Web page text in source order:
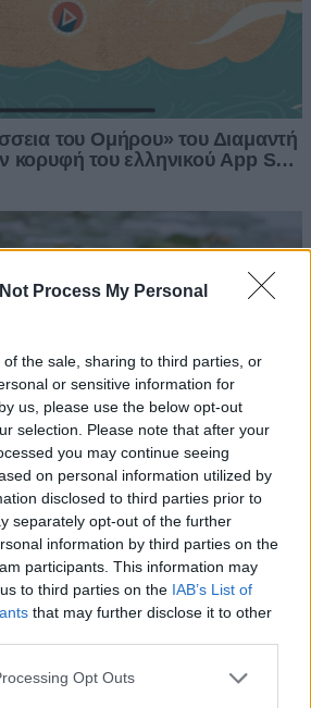
Process My Personal
the sale, sharing to third parties, or
or sensitive information for
us, please use the below opt-out
selection. Please note that after your
you may continue seeing
on personal information utilized by
disclosed to third parties prior to
separately opt-out of the further
information by third parties on the
participants. This information may
to third parties on the IAB’s List of
that may further disclose it to other
Opt Outs